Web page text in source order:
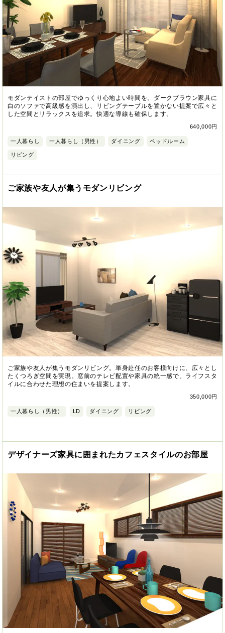
モダンテイストの部屋でゆっくり心地よい時間を。ダークブラウン家具に
白のソファで高級感を演出し、リビングテーブルを置かない提案で広々と
した空間とリラックスを追求。快適な導線も確保します。
640,000円
一人暮らし 一人暮らし（男性） ダイニング ベッドルーム
リビング
ご家族や友人が集うモダンリビング
ご家族や友人が集うモダンリビング。単身赴任のお客様向けに、広々とし
たくつろぎ空間を実現。窓前のテレビ配置や家具の統一感で、ライフスタ
イルに合わせた理想の住まいを提案します。
350,000円
一人暮らし（男性） LD ダイニング リビング
デザイナーズ家具に囲まれたカフェスタイルのお部屋